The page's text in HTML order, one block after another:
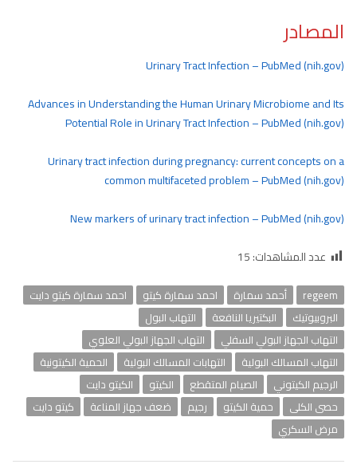
المصادر
Urinary Tract Infection – PubMed (nih.gov)
Advances in Understanding the Human Urinary Microbiome and Its
Potential Role in Urinary Tract Infection – PubMed (nih.gov)
Urinary tract infection during pregnancy: current concepts on a
common multifaceted problem – PubMed (nih.gov)
New markers of urinary tract infection – PubMed (nih.gov)
عدد المشاهدات:15
regeem أحمد سمارة احمد سمارة كيتو
احمد سمارة كيتو دايت
البروبيوتيك
البكتيريا النافعة
التهاب البول
التهاب الجهاز البولي السفلي
التهاب الجهاز البولي العلوي
التهاب المسالك البولية
التهابات المسالك البولية
الحمية الكيتونية
الرجيم الكيتوني
الصيام المتقطع الكيتو
الكيتو دايت
حصى الكلى
حمية الكيتو رجيم ضعف جهاز المناعة
كيتو دايت
مرض السكري